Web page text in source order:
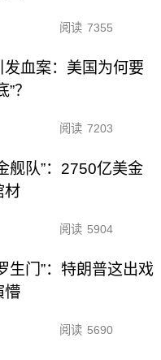
阅读 7355
发血案：美国为何要
？
阅读 7203
舰队”：2750亿美金
材
阅读 5904
生门”：特朗普这出戏
懵
阅读 5690